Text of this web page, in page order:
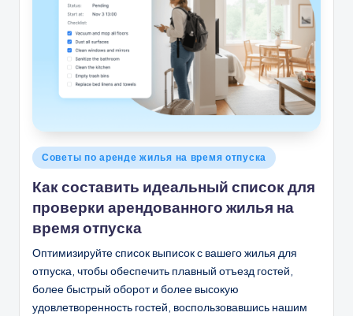
Опубликовано
Советы по аренде жилья на время отпуска
Как составить идеальный список для
проверки арендованного жилья на
время отпуска
Оптимизируйте список выписок с вашего жилья для
отпуска, чтобы обеспечить плавный отъезд гостей,
более быстрый оборот и более высокую
удовлетворенность гостей, воспользовавшись нашим